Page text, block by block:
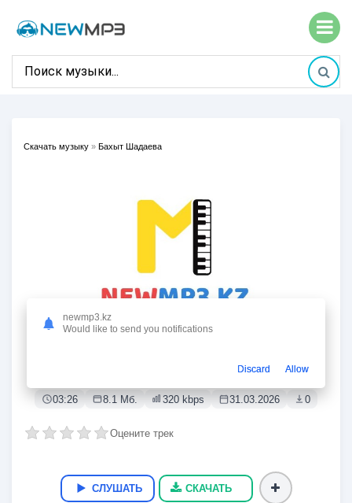
Скачать музыку » Бахыт Шадаева
03:26 8.1 Мб. 320 kbps 31.03.2026 0
Оцените трек
СЛУШАТЬ СКАЧАТЬ
newmp3.kz
Would like to send you notifications
Discard Allow